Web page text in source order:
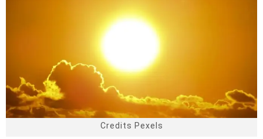
Credits Pexels